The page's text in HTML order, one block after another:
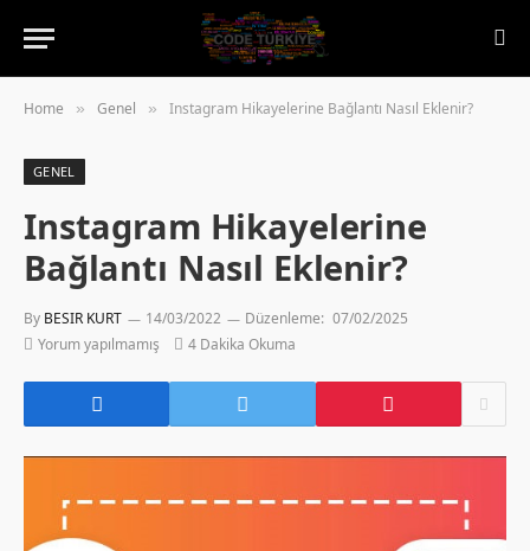
Home » Genel » Instagram Hikayelerine Bağlantı Nasıl Eklenir?
GENEL
Instagram Hikayelerine
Bağlantı Nasıl Eklenir?
By BESIR KURT 14/03/2022 Düzenleme: 07/02/2025
Yorum yapılmamış
4 Dakika Okuma